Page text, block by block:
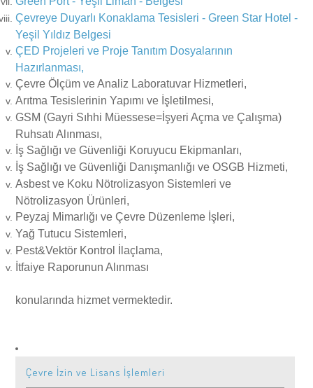
Vizyonumuz
Kalite Politikamız
Referanslar
ÇEVRE Danışmanlığı
Çevre İzin ve Lisans İşlemleri
TMGD ADR Danışmanlığı
YEŞİL LİMAN (Green Port) Belgesi
YEŞİL YILDIZ (Green Star Hotel) BELGESİ
İşyeri Açma ve Çalıştırma (GSM) Ruhsatı
Atık Yönetimi
Eğitimler
Fotoğraf Galerisi
İftar Programı 2017
Denetimler
Eğitimlerimiz
Yasal Mevzuat
ÇEVRE
Çevre Kanunu
Maden Kanunu
Deniz Çevresinin Petrol ve Diğer Zararlı Maddelerle Kirlenmesinde
ÇED Yönetmeliği
İŞ GÜVENLİĞİ
ADR DANIŞMANLIĞI TMGD
Limanlar Kanunu
Tehlikeli Madde Taşımacılığı Denetimleri
Solas ve Marpol Sözleşmelerine Göre Bildirimlere ilişkin Yönetmelik
İ.K.
İletişim
Çevreye Duyarlı Konaklama Tesisleri - Green Star Hotel -
Yeşil Yıldız Belgesi
ÇED Projeleri ve Proje Tanıtım Dosyalarının
Hazırlanması,
Çevre Ölçüm ve Analiz Laboratuvar Hizmetleri,
Arıtma Tesislerinin Yapımı ve İşletilmesi,
GSM (Gayri Sıhhi Müessese=İşyeri Açma ve Çalışma)
Ruhsatı Alınması,
İş Sağlığı ve Güvenliği Koruyucu Ekipmanları,
İş Sağlığı ve Güvenliği Danışmanlığı ve OSGB Hizmeti,
Asbest ve Koku Nötrolizasyon Sistemleri ve
Nötrolizasyon Ürünleri,
Peyzaj Mimarlığı ve Çevre Düzenleme İşleri,
Yağ Tutucu Sistemleri,
Pest&Vektör Kontrol İlaçlama,
İtfaiye Raporunun Alınması
konularında hizmet vermektedir.
Çevre İzin ve Lisans İşlemleri